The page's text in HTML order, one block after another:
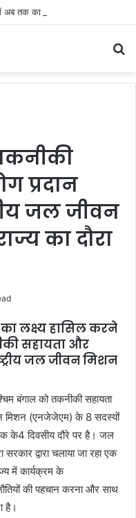
प्रदान
जल जीवन
का दौरा
लक्ष्य हासिल करने
सहायता और
जल जीवन मिशन
बंगाल को तकनीकी सहायता
मिशन (एनजेजेएम) के 8 सदस्यों
के4 दिवसीय दौरे पर है। जल
द्वारा चलाया जा रहा एक
में कार्यक्रम के
की पहचान करना और साथ
है।